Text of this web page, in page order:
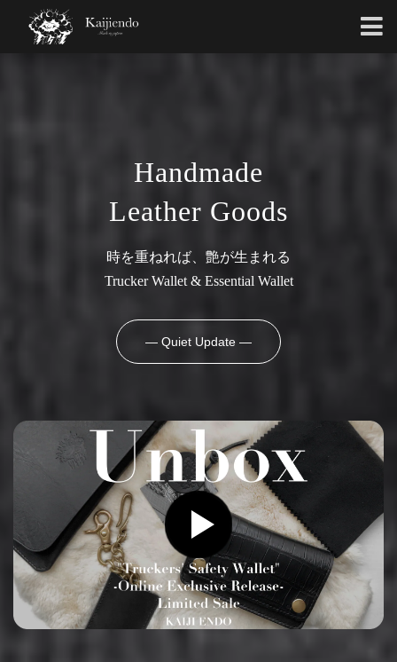
Handmade
Leather Goods
時を重ねれば、艶が生まれる
Trucker Wallet & Essential Wallet
— Quiet Update —